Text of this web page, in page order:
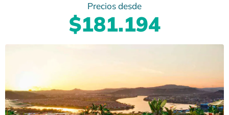
Precios desde
$181.194